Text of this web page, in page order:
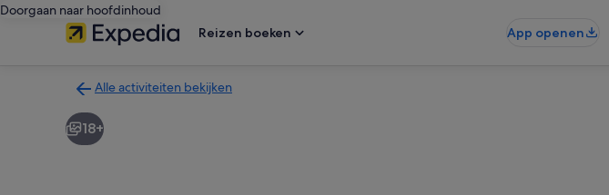
Doorgaan naar hoofdinhoud
Reizen boeken
App openen
Alle activiteiten bekijken
naar
de
18+